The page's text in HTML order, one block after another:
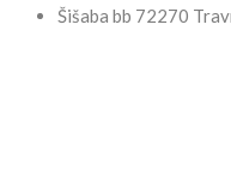
Šišaba bb 72270